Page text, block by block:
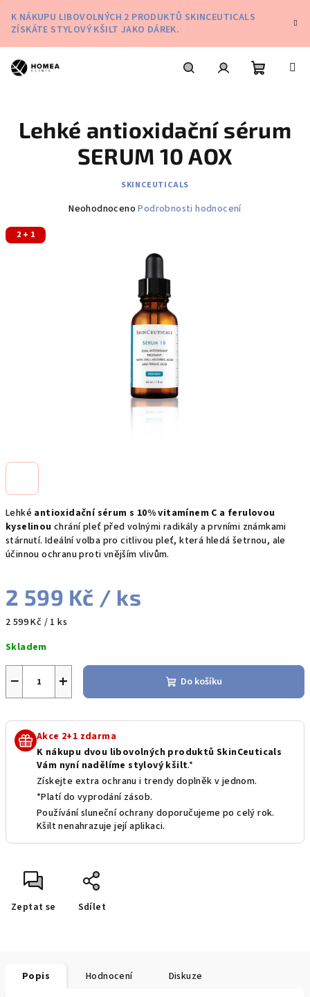
obsah
K NÁKUPU LIBOVOLNÝCH 2 PRODUKTŮ SKINCEUTICALS
ZÍSKÁTE STYLOVÝ KŠILT JAKO DÁREK.
košík
Lehké antioxidační sérum s 10% vitamínem C a ferulovou
kyselinou chrání pleť před volnými radikály a prvními známkami
stárnutí. Ideální volba pro citlivou pleť, která hledá šetrnou, ale
účinnou ochranu proti vnějším vlivům.
2 599 Kč / ks
Měrná
2 599 Kč / 1 ks
Skladem
+
− Do košíku
Akce 2+1 zdarma
K nákupu dvou libovolných produktů SkinCeuticals
Vám nyní nadělíme stylový kšilt.*
Získejte extra ochranu i trendy doplněk v jednom.
*Platí do vyprodání zásob.
Používání sluneční ochrany doporučujeme po celý rok.
Kšilt nenahrazuje její aplikaci.
Zeptat se Sdílet
Lehké antioxidační sérum
SERUM 10 AOX
SKINCEUTICALS
Průměrné
Neohodnoceno Podrobnosti hodnocení
2 + 1
Popis Hodnocení Diskuze